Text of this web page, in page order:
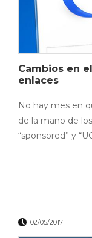
Cambios en
enlaces
No hay mes en
de la mano de
“sponsored” y
02/05/2017